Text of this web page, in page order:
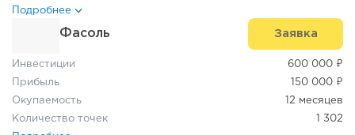
Подробнее
Фасоль Заявка
Инвестиции 600 000 ₽
Прибыль 150 000 ₽
Окупаемость 12 месяцев
Количество точек 1 302